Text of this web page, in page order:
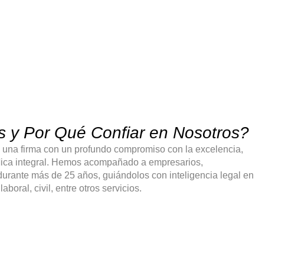
y Por Qué Confiar en Nosotros?
una firma con un profundo compromiso con la excelencia,
integral. Hemos acompañado a empresarios,
más de 25 años, guiándolos con inteligencia legal en
civil, entre otros servicios.